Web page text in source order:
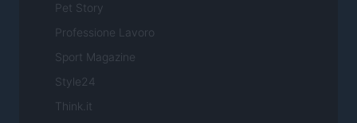
Pet Story
Professione Lavoro
Sport Magazine
Style24
Think.it